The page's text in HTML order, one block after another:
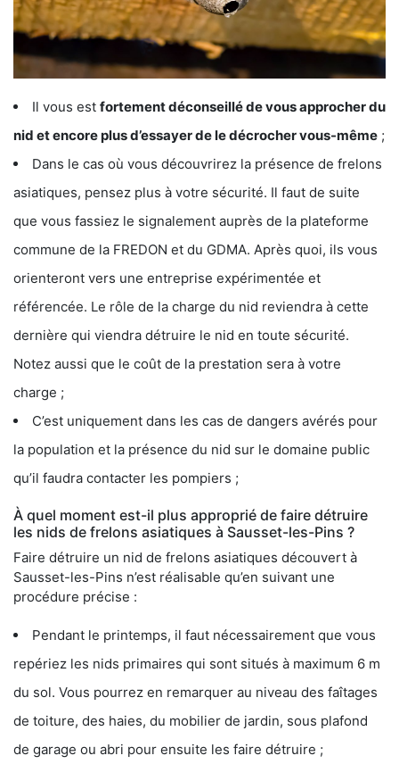
Il vous est fortement déconseillé de vous approcher du
nid et encore plus d’essayer de le décrocher vous-même ;
Dans le cas où vous découvrirez la présence de frelons
asiatiques, pensez plus à votre sécurité. Il faut de suite
que vous fassiez le signalement auprès de la plateforme
commune de la FREDON et du GDMA. Après quoi, ils vous
orienteront vers une entreprise expérimentée et
référencée. Le rôle de la charge du nid reviendra à cette
dernière qui viendra détruire le nid en toute sécurité.
Notez aussi que le coût de la prestation sera à votre
charge ;
C’est uniquement dans les cas de dangers avérés pour
la population et la présence du nid sur le domaine public
qu’il faudra contacter les pompiers ;
À quel moment est-il plus approprié de faire détruire
les nids de frelons asiatiques à Sausset-les-Pins ?
Faire détruire un nid de frelons asiatiques découvert à
Sausset-les-Pins n’est réalisable qu’en suivant une
procédure précise :
Pendant le printemps, il faut nécessairement que vous
repériez les nids primaires qui sont situés à maximum 6 m
du sol. Vous pourrez en remarquer au niveau des faîtages
de toiture, des haies, du mobilier de jardin, sous plafond
de garage ou abri pour ensuite les faire détruire ;